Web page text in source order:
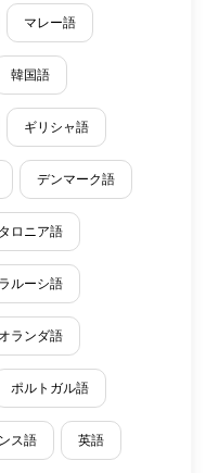
マレー語
韓国語
ギリシャ語
デンマーク語
ロニア語
ルーシ語
オランダ語
ポルトガル語
ス語 英語